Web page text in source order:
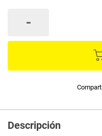
Descripción